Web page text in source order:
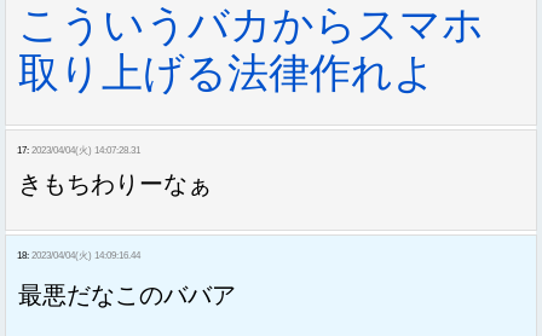
こういうバカからスマホ
取り上げる法律作れよ
17: 2023/04/04(火) 14:07:28.31
きもちわりーなぁ
18: 2023/04/04(火) 14:09:16.44
最悪だなこのババア